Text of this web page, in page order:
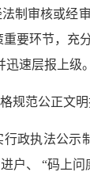
制审核或经
要环节，
速层报上级。
规范公正文
政执法公
户、 “码上